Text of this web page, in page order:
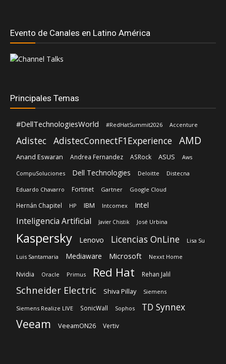
Evento de Canales en Latino América
Principales Temas
#DellTechnologiesWorld #RedHatSummit2026 Accenture
Adistec AdistecConnectF1Experience AMD
Anand Eswaran Andrea Fernandez ASRock ASUS Aws
CompuSoluciones Dell Technologies Deloitte Distecna
Eduardo Chavarro Fortinet Gartner Google Cloud
Hernán Chapitel HP IBM Intcomex Intel
Inteligencia Artificial Javier Chistik José Urbina
Kaspersky Lenovo Licencias OnLine Lisa Su
Luis Santamaria Mediaware Microsoft Nexxt Home
Nvidia Oracle Primus Red Hat Rehan Jalil
Schneider Electric Shiva Pillay Siemens
Siemens Realize LIVE SonicWall Sophos TD Synnex
Veeam VeeamON26 Vertiv